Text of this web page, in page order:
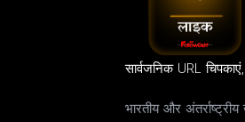
सार्वजनिक URL
भारतीय और